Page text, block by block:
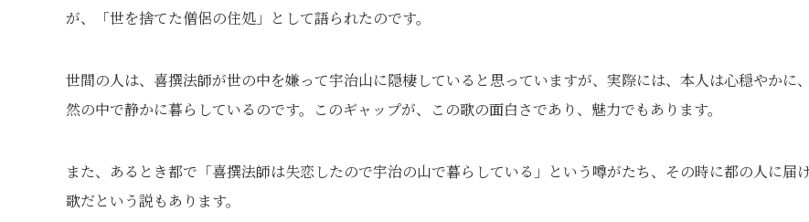
が、「世を捨てた僧侶の住処」として語られたのです。
世間の人は、喜撰法師が世の中を嫌って宇治山に隠棲していると思っていますが、実際には、本人は心穏やかに
然の中で静かに暮らしているのです。このギャップが、この歌の面白さであり、魅力でもあります。
また、あるとき都で「喜撰法師は失恋したので宇治の山で暮らしている」という噂がたち、その時に都の人に届
歌だという説もあります。